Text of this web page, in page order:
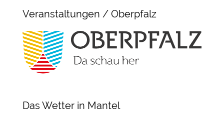
Veranstaltungen / Oberpfalz
Das Wetter in Mantel